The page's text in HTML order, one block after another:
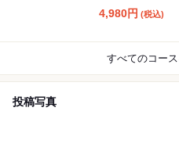
より質 質より量 ア
内の中でできる
4,980円 (税込)
すべてのコース
投稿写真